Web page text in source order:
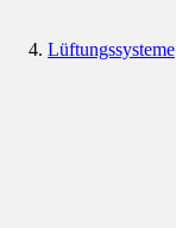
Lüftungssysteme